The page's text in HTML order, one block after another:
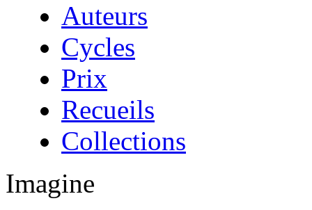
Auteurs
Cycles
Prix
Recueils
Collections
Imagine